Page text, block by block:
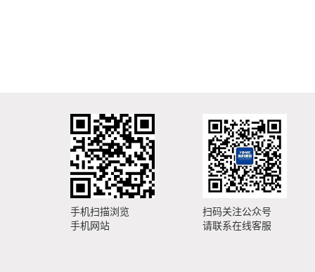
手机扫描浏览
手机网站
扫码关注公众号
请联系在线客服